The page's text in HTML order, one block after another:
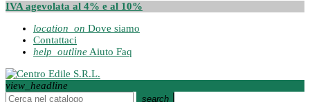
IVA agevolata al 4% e al 10%
location_on Dove siamo
Contattaci
help_outline Aiuto Faq
view_headline
search